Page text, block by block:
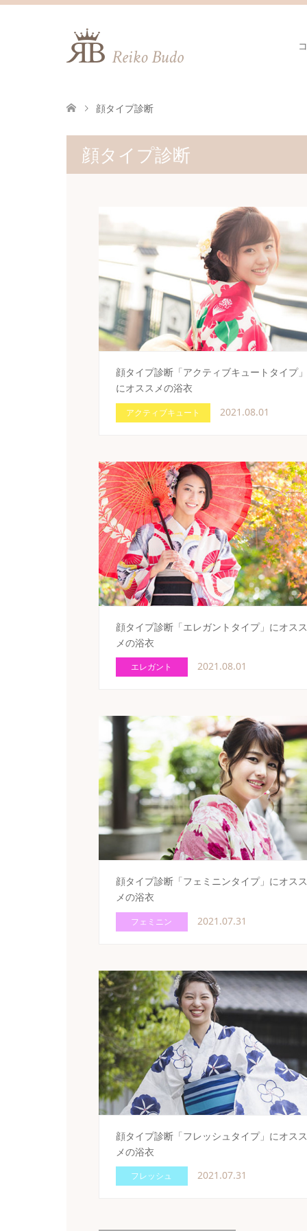
顔タイプ診断
顔タイプ診断
顔タイプ診断「アクティブキュートタイプ」
にオススメの浴衣
アクティブキュート 2021.08.01
顔タイプ診断「エレガントタイプ」にオスス
メの浴衣
エレガント 2021.08.01
顔タイプ診断「フェミニンタイプ」にオスス
メの浴衣
フェミニン 2021.07.31
顔タイプ診断「フレッシュタイプ」にオスス
メの浴衣
フレッシュ 2021.07.31